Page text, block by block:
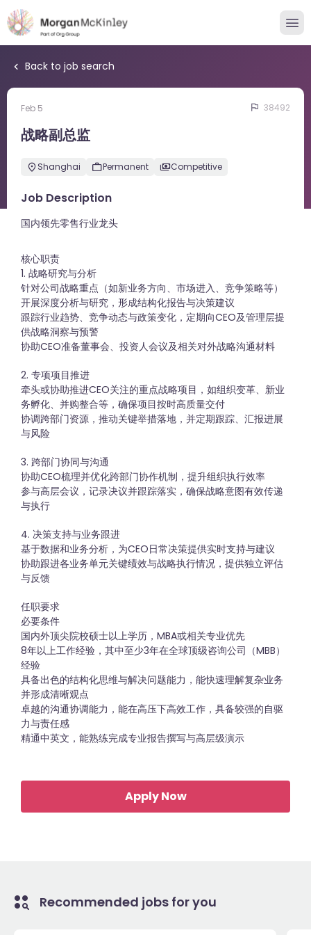
Back to job search
Feb 5 38492
战略副总监
Shanghai Permanent Competitive
Job Description
国内领先零售行业龙头
核心职责
1. 战略研究与分析
针对公司战略重点（如新业务方向、市场进入、竞争策略等）
开展深度分析与研究，形成结构化报告与决策建议
跟踪行业趋势、竞争动态与政策变化，定期向CEO及管理层提
供战略洞察与预警
协助CEO准备董事会、投资人会议及相关对外战略沟通材料
2. 专项项目推进
牵头或协助推进CEO关注的重点战略项目，如组织变革、新业
务孵化、并购整合等，确保项目按时高质量交付
协调跨部门资源，推动关键举措落地，并定期跟踪、汇报进展
与风险
3. 跨部门协同与沟通
协助CEO梳理并优化跨部门协作机制，提升组织执行效率
参与高层会议，记录决议并跟踪落实，确保战略意图有效传递
与执行
4. 决策支持与业务跟进
基于数据和业务分析，为CEO日常决策提供实时支持与建议
协助跟进各业务单元关键绩效与战略执行情况，提供独立评估
与反馈
任职要求
必要条件
国内外顶尖院校硕士以上学历，MBA或相关专业优先
8年以上工作经验，其中至少3年在全球顶级咨询公司（MBB）
经验
具备出色的结构化思维与解决问题能力，能快速理解复杂业务
并形成清晰观点
卓越的沟通协调能力，能在高压下高效工作，具备较强的自驱
力与责任感
精通中英文，能熟练完成专业报告撰写与高层级演示
Apply Now
Recommended jobs for you